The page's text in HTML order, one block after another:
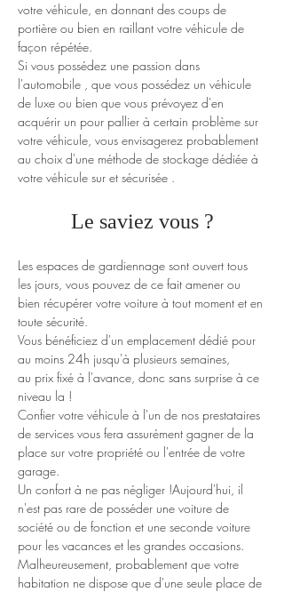
votre véhicule, en donnant des coups de
portière ou bien en raillant votre véhicule de
façon répétée.
Si vous possédez une passion dans
l'automobile , que vous possédez un véhicule
de luxe ou bien que vous prévoyez d'en
acquérir un pour pallier à certain problème sur
votre véhicule, vous envisagerez probablement
au choix d'une méthode de stockage dédiée à
votre véhicule sur et sécurisée .
Le saviez vous ?
Les espaces de gardiennage sont ouvert tous
les jours, vous pouvez de ce fait amener ou
bien récupérer votre voiture à tout moment et en
toute sécurité.
Vous bénéficiez d'un emplacement dédié pour
au moins 24h jusqu'à plusieurs semaines,
au prix fixé à l'avance, donc sans surprise à ce
niveau la !​
Confier votre véhicule à l'un de nos prestataires
de services vous fera assurément gagner de la
place sur votre propriété ou l'entrée de votre
garage.
Un confort à ne pas négliger !​Aujourd'hui, il
n'est pas rare de posséder une voiture de
société ou de fonction et une seconde voiture
pour les vacances et les grandes occasions.
​Malheureusement, probablement que votre
habitation ne dispose que d'une seule place de